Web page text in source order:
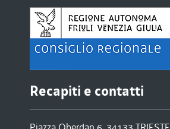
Recapiti e contatti